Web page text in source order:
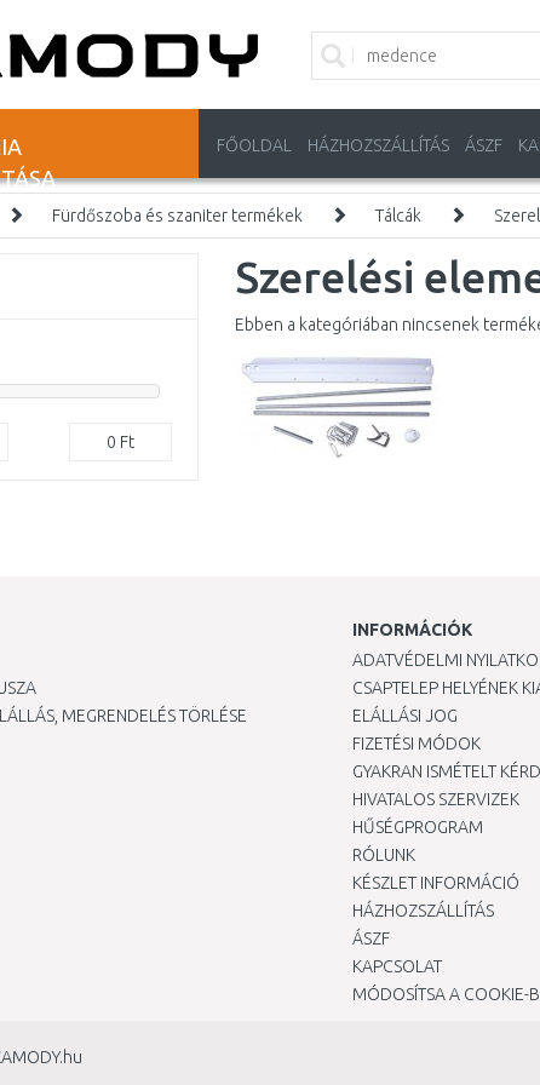
FŐOLDAL HÁZHOZSZÁLLÍTÁS ÁSZF
Fürdőszoba és szaniter termékek Tálcák
Szerelési
Ebben a kategóriában nincsenek
0 Ft
MEGRENDELÉS TÖRLÉSE
INFORMÁCIÓK
ADATVÉDELMI
CSAPTELEP HELYÉNEK
ELÁLLÁSI JOG
FIZETÉSI MÓDOK
GYAKRAN ISMÉTELT
HIVATALOS SZERVIZEK
HŰSÉGPROGRAM
RÓLUNK
KÉSZLET INFORMÁCIÓ
HÁZHOZSZÁLLÍTÁS
ÁSZF
KAPCSOLAT
MÓDOSÍTSA A COOKIE-